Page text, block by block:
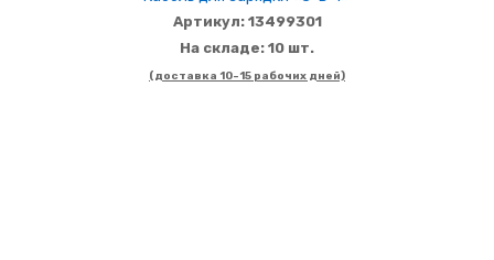
Артикул: 13499301
На складе: 10 шт.
(доставка 10-15 рабочих дней)